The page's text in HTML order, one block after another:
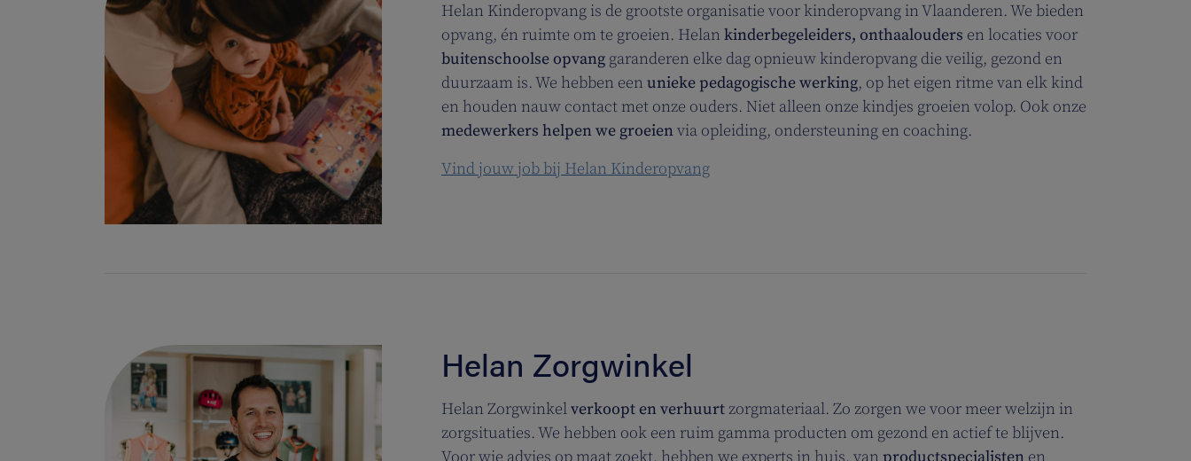
Helan Kinderopvang is de grootste organisatie voor kinderopvang in Vlaanderen. We bieden
opvang, én ruimte om te groeien. Helan kinderbegeleiders, onthaalouders en locaties voor
buitenschoolse opvang garanderen elke dag opnieuw kinderopvang die veilig, gezond en
duurzaam is. We hebben een unieke pedagogische werking, op het eigen ritme van elk kind
en houden nauw contact met onze ouders. Niet alleen onze kindjes groeien volop. Ook onze
medewerkers helpen we groeienvia opleiding, ondersteuning en coaching.
Vind jouw job bij Helan Kinderopvang
Helan Zorgwinkel
Helan Zorgwinkelverkoopt en verhuurtzorgmateriaal. Zo zorgen we voor meer welzijn in
zorgsituaties. We hebben ook een ruim gamma producten om gezond en actief te blijven.